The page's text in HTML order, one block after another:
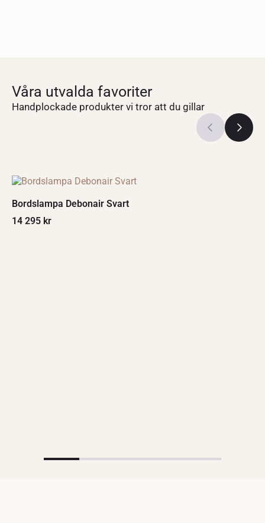
Våra utvalda favoriter
Handplockade produkter vi tror att du gillar
Bordslampa Debonair Svart
14 295 kr